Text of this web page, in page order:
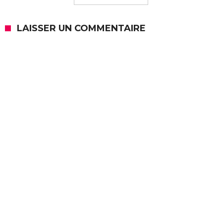
LAISSER UN COMMENTAIRE